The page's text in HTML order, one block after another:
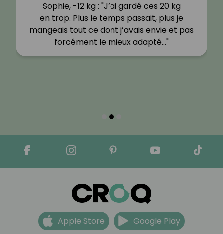
Sophie, -12 kg : "J’ai gardé ces 20 kg
en trop. Plus le temps passait, plus je
mangeais tout ce dont j’avais envie et pas
forcément le mieux adapté…"
Apple Store Google Play